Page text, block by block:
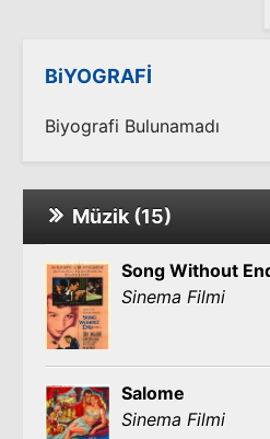
BiYOGRAFİ
Biyografi Bulunamadı
Müzik (15)
Song Without
Sinema Filmi
Salome
Sinema Filmi